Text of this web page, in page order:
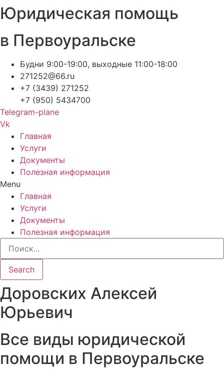
Перейти
к
содержимому
Юридическая помощь
в Первоуральске
Будни 9:00-19:00, выходные 11:00-18:00
271252@66.ru
+7 (3439) 271252
+7 (950) 5434700
Telegram-plane
Vk
Главная
Услуги
Документы
Полезная информация
Menu
Главная
Услуги
Документы
Полезная информация
Search
Доровских Алексей
Юрьевич
Все виды юридической
помощи в Первоуральске